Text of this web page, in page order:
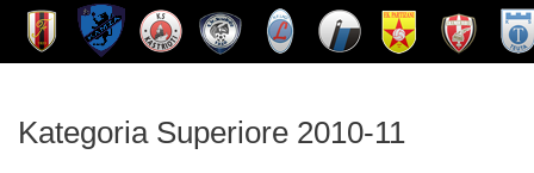
Kategoria Superiore 2010-11